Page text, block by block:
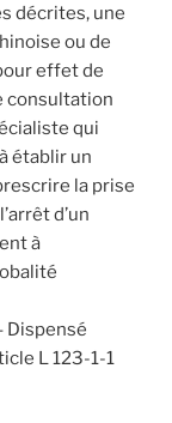
décrites, une
ou de
effet de
consultation
qui
établir un
la prise
d’un
à
Dispensé
L 123-1-1